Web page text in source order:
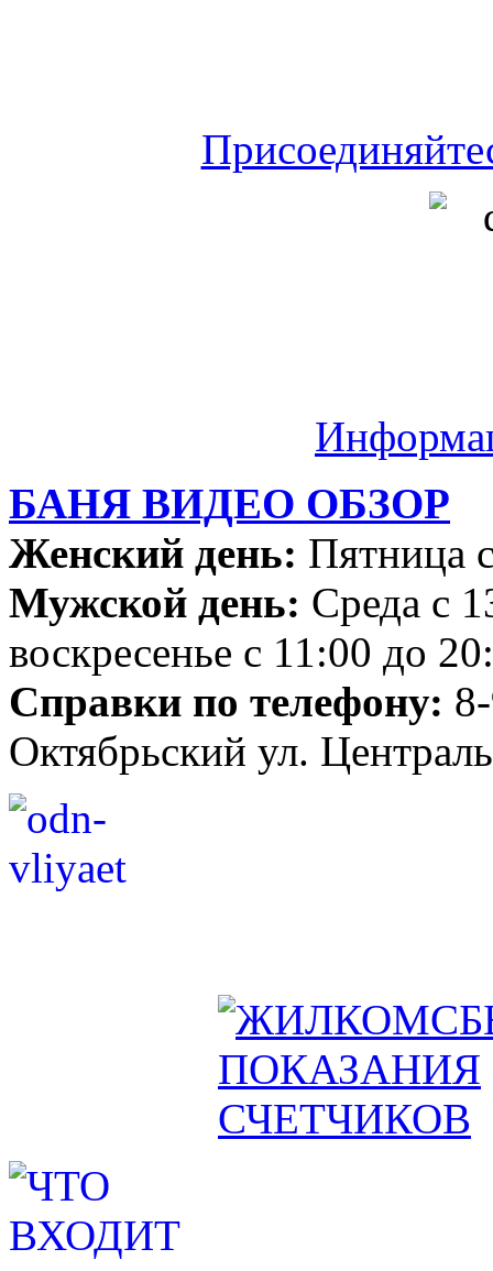
БАНЯ ВИДЕО ОБЗОР
Женский день: Пятница
Мужской день: Среда с
воскресенье с 11:00 до
Справки по телефону:
Октябрьский ул.